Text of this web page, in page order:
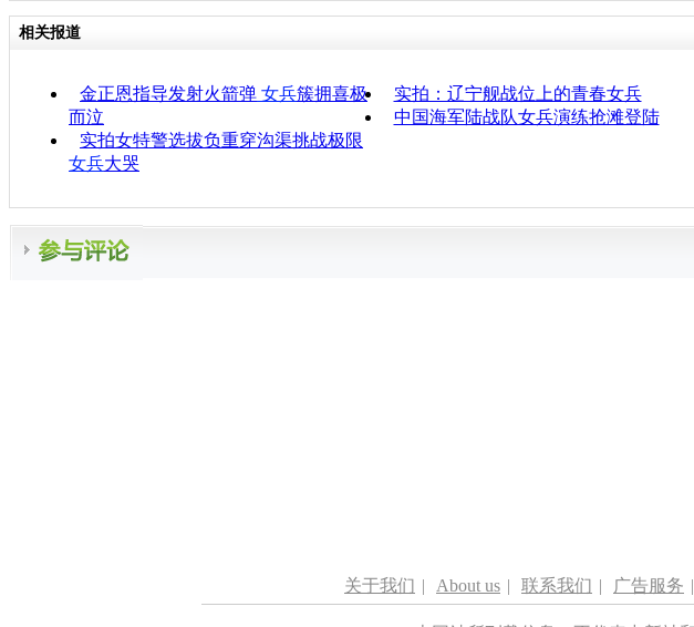
相关报道
金正恩指导发射火箭弹 女兵簇拥喜极
而泣
实拍：辽宁舰战位上的青春女兵
中国海军陆战队女兵演练抢滩登陆
实拍女特警选拔负重穿沟渠挑战极限
女兵大哭
关于我们 | About us | 联系我们 | 广告服务 |